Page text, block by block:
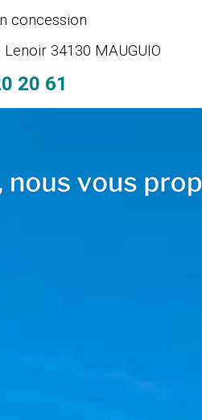
concession
34130 MAUGUIO
20 61